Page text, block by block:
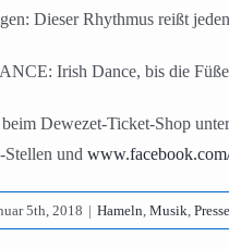
Dieser Rhythmus reißt
Irish Dance, bis die Füße
Dewezet-Ticket-Shop
und
5th, 2018 | Hameln, Musik,